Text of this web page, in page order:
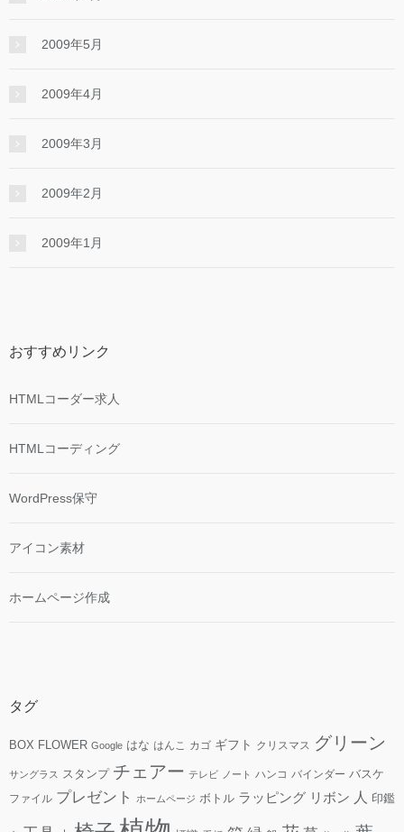
2009年5月
2009年4月
2009年3月
2009年2月
2009年1月
おすすめリンク
HTMLコーダー求人
HTMLコーディング
WordPress保守
アイコン素材
ホームページ作成
タグ
BOX FLOWER Google はな はんこ カゴ ギフト クリスマス グリーン
サングラス スタンプ チェアー テレビ ノート ハンコ バインダー バスケ
ファイル プレゼント ホームページ ボトル ラッピング リボン 人 印鑑